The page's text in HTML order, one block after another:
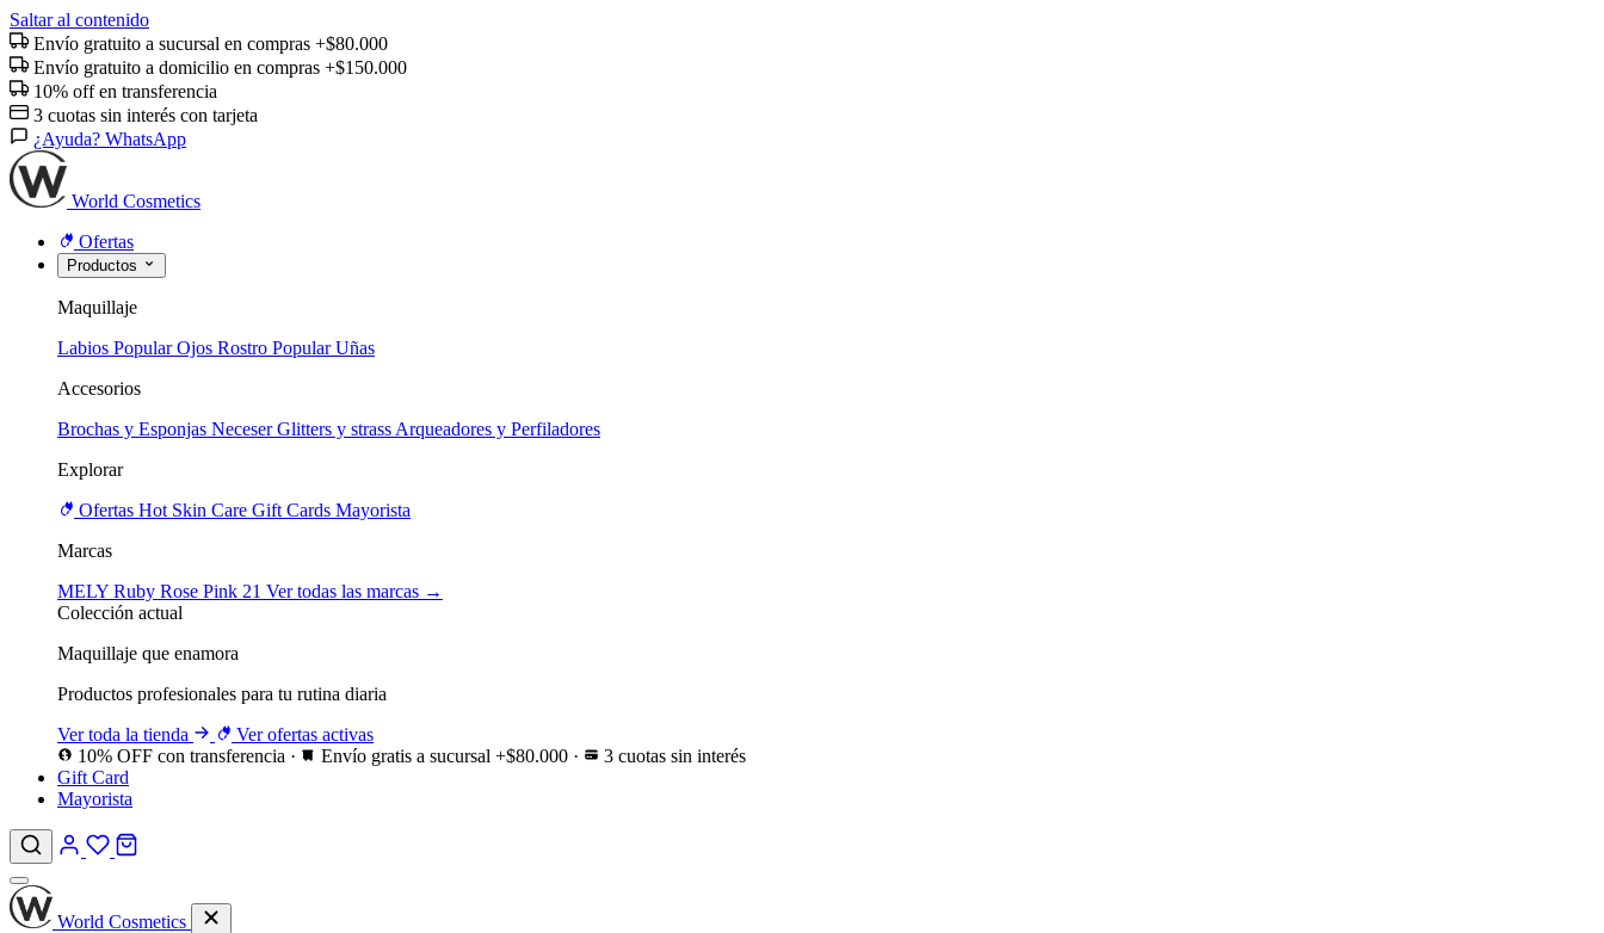
Saltar al contenido
Envío gratuito a sucursal en compras +$80.000
Envío gratuito a domicilio en compras +$150.000
10% off en transferencia
3 cuotas sin interés con tarjeta
¿Ayuda? WhatsApp
World Cosmetics
Ofertas
Productos
Maquillaje
Labios Popular Ojos Rostro Popular Uñas
Accesorios
Brochas y Esponjas NeceserGlitters y strass Arqueadores y Perfiladores
Explorar
Ofertas Hot Skin Care Gift Cards Mayorista
Marcas
MELY Ruby Rose Pink 21 Ver todas las marcas →
Colección actual
Maquillaje que enamora
Productos profesionales para tu rutina diaria
Ver toda la tienda
Ver ofertas activas
10% OFF con transferencia · Envío gratis a sucursal +$80.000 ·
3 cuotas sin interés
Gift Card
Mayorista
World Cosmetics